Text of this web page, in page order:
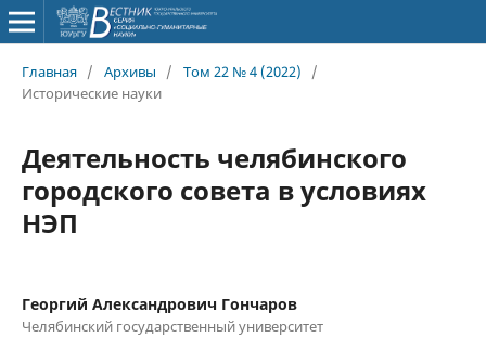
Главная / Архивы / Том 22 № 4 (2022)
/
Исторические науки
Деятельность челябинского
городского совета в условиях
НЭП
Георгий Александрович Гончаров
Челябинский государственный университет